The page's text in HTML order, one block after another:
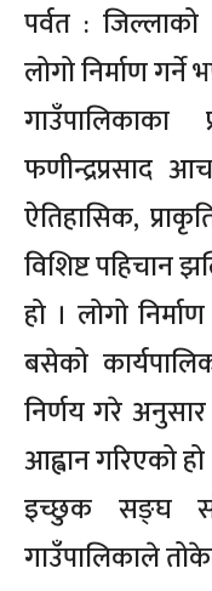
पर्वत :
लोगो निर्माण गर्ने
फणीन्द्रप्रसाद
ऐतिहासिक,
विशिष्ट पहिचान
हो । लोगो
बसेको
निर्णय गरे
आह्वान गरिएको हो
इच्छुक सङ्घ
गाउँपालिकाले